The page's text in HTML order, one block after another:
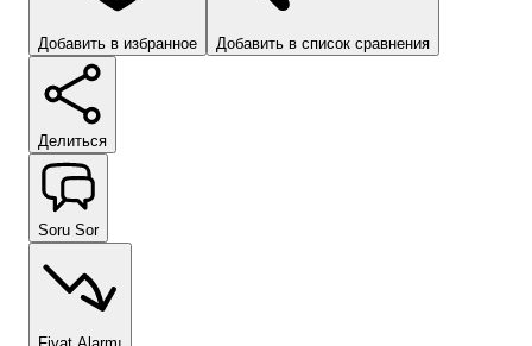
Добавить в избранное Добавить в список сравнения
Делиться
Soru Sor